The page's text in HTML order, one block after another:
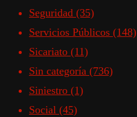
Seguridad (35)
Servicios Públicos (148)
Sicariato (11)
Sin categoría (736)
Siniestro (1)
Social (45)